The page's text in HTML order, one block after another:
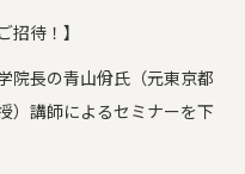
招待！】
院長の青山佾氏（元東京都
）講師によるセミナーを下